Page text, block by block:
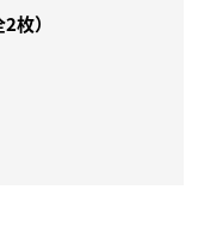
枚）